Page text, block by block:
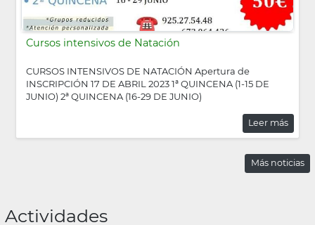
Cursos intensivos de Natación
CURSOS INTENSIVOS DE NATACIÓN Apertura de
INSCRIPCIÓN 17 DE ABRIL 2023 1ª QUINCENA (1-15 DE
JUNIO) 2ª QUINCENA (16-29 DE JUNIO)
Leer más
Más noticias
Actividades